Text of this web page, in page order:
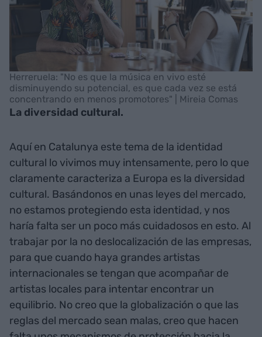
Herreruela: "No es que la música en vivo esté
disminuyendo su potencial, es que cada vez se está
concentrando en menos promotores" | Mireia Comas
La diversidad cultural.
Aquí en Catalunya este tema de la identidad
cultural lo vivimos muy intensamente, pero lo que
claramente caracteriza a Europa es la diversidad
cultural. Basándonos en unas leyes del mercado,
no estamos protegiendo esta identidad, y nos
haría falta ser un poco más cuidadosos en esto. Al
trabajar por la no deslocalización de las empresas,
para que cuando haya grandes artistas
internacionales se tengan que acompañar de
artistas locales para intentar encontrar un
equilibrio. No creo que la globalización o que las
reglas del mercado sean malas, creo que hacen